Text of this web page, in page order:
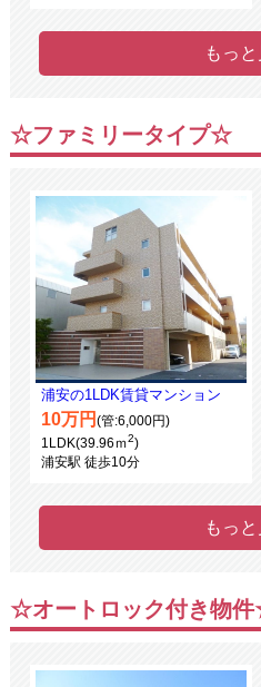
もっ
☆ファミリータイプ☆
浦安の1LDK賃貸マンション
10万円 (管:6,000円)
1LDK(39.96ｍ2)
浦安駅 徒歩10分
もっ
☆オートロック付き物